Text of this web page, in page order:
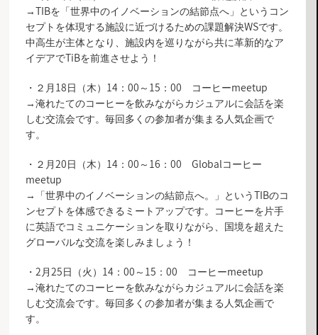
→TIBを「世界中のイノベーションの結節点へ」というコン
セプトを体現する施設に近づけるための課題解決WSです。
中高生が主体となり、施設内を巡りながら共に革新的なア
イデアでTiBを前進させよう！
・２月18日（木）14：00～15：00 コーヒーmeetup
→淹れたてのコーヒーを飲みながらカジュアルに会話を楽
しむ交流会です。毎回多くの参加者が集まる人気企画で
す。
・２月20日（木）14：00～16：00 Globalコーヒー
meetup
→「世界中のイノベーションの結節点へ。」というTIBのコ
ンセプトを体感できるミートアップです。コーヒーを片手
に英語でコミュニケーションを取りながら、国境を超えた
グローバルな交流を楽しみましょう！
・2月25日（火）14：00～15：00 コーヒーmeetup
→淹れたてのコーヒーを飲みながらカジュアルに会話を楽
しむ交流会です。毎回多くの参加者が集まる人気企画で
す。